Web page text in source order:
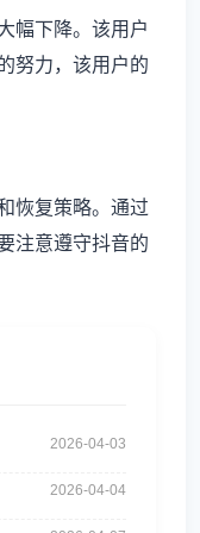
幅下降。该用户
努力，该用户的
恢复策略。通过
注意遵守抖音的
2026-04-03
2026-04-04